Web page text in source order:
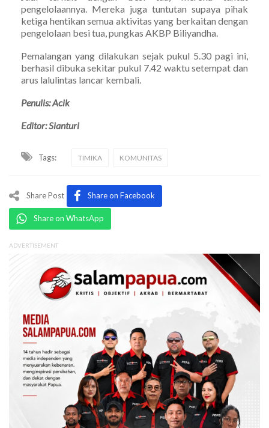
pengelolaannya. Mereka juga tuntutan supaya pihak
ketiga hentikan semua aktivitas yang berkaitan dengan
pengelolaan besi tua, pungkas AKBP Biliyandha.
Pemalangan yang dilakukan sejak pukul 5.30 pagi ini,
berhasil dibuka sekitar pukul 7.42 waktu setempat dan
arus lalulintas lancar kembali.
Penulis: Acik
Editor: Sianturi
Tags: TIMIKA KOMUNITAS
Share Post Share on Facebook
Share on WhatsApp
ADVERTISEMENT